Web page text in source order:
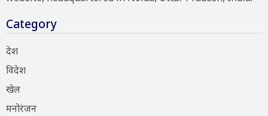
Category
देश
विदेश
खेल
मनोरंजन